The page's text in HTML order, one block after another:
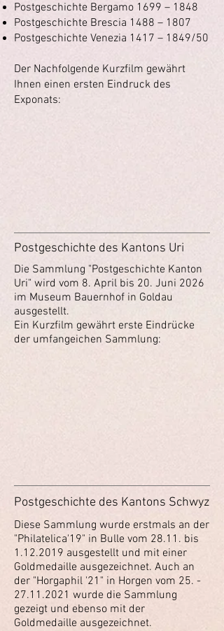
Postgeschichte Bergamo 1699 – 1848
Postgeschichte Brescia 1488 – 1807
Postgeschichte Venezia 1417 – 1849/50
Der Nachfolgende Kurzfilm gewährt
Ihnen einen ersten Eindruck des
Exponats:
Postgeschichte des Kantons Uri
Die Sammlung "Postgeschichte Kanton
Uri" wird vom 8. April bis 20. Juni 2026
im Museum Bauernhof in Goldau
ausgestellt.
Ein Kurzfilm gewährt erste Eindrücke
der umfangeichen Sammlung:
Postgeschichte des Kantons Schwyz
Diese Sammlung wurde erstmals an der
"Philatelica'19" in Bulle vom 28.11. bis
1.12.2019 ausgestellt und mit einer
Goldmedaille ausgezeichnet. Auch an
der "Horgaphil '21" in Horgen vom 25. -
27.11.2021 wurde die Sammlung
gezeigt und ebenso mit der
Goldmedaille ausgezeichnet.